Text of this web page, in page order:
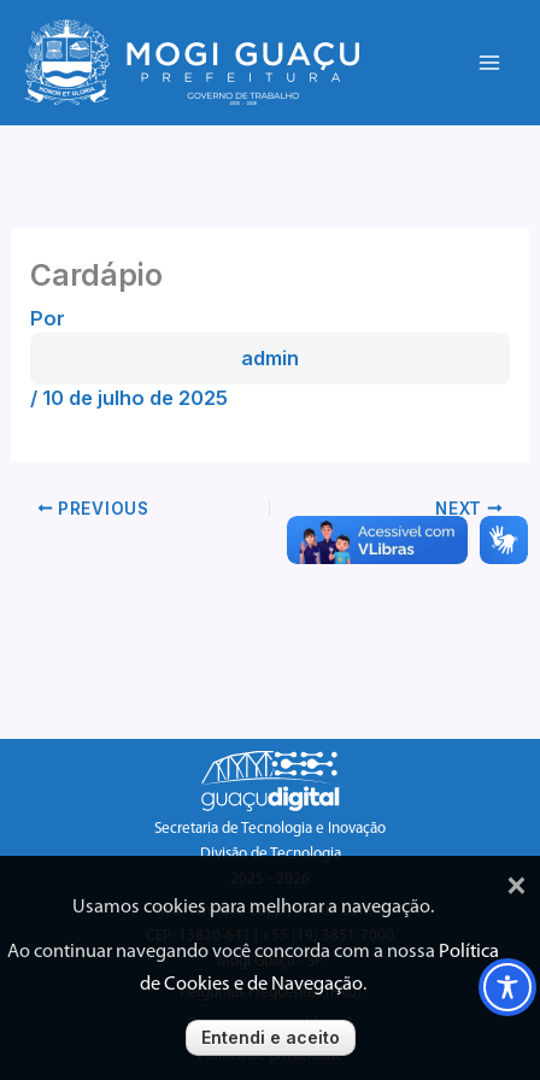
para
conteúdo
Cardápio
Por
admin
/ 10 de julho de 2025
PREVIOUS NEXT
Rua Henrique Coppi, nº 200 Centro
Mogi Guaçu - SP
Secretaria de Tecnologia e Inovação
Divisão de Tecnologia
Política de privacidade
Perguntas Frequentes (FAQ)
Encontrou um problema?
×
Usamos cookies para melhorar a navegação.
Ao continuar navegando você concorda com a nossa Política
de Cookies e de Navegação.
Entendi e aceito